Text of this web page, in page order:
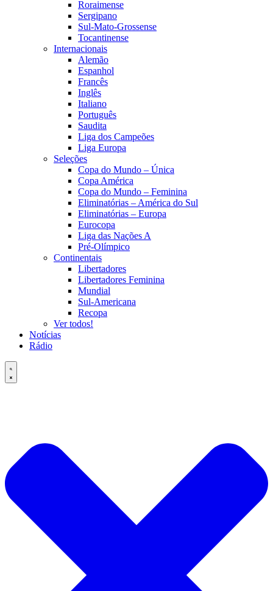
Roraimense
Sergipano
Sul-Mato-Grossense
Tocantinense
Internacionais
Alemão
Espanhol
Francês
Inglês
Italiano
Português
Saudita
Liga dos Campeões
Liga Europa
Seleções
Copa do Mundo – Única
Copa América
Copa do Mundo – Feminina
Eliminatórias – América do Sul
Eliminatórias – Europa
Eurocopa
Liga das Nações A
Pré-Olímpico
Continentais
Libertadores
Libertadores Feminina
Mundial
Sul-Americana
Recopa
Ver todos!
Notícias
Rádio